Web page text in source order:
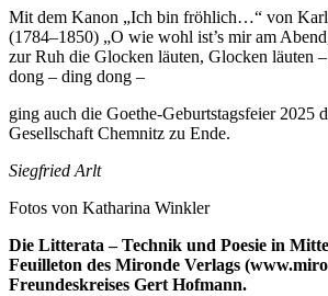
Mit dem Kanon „Ich bin fröhlich…“ von
(1784–1850) „O wie wohl ist’s mir am
zur Ruh die Glocken läuten, Glocken läuten
dong – ding dong –
ging auch die Goethe-Geburtstagsfeier 2025
Gesellschaft Chemnitz zu Ende.
Siegfried Arlt
Fotos von Katharina Winkler
Die Litterata – Technik und Poesie in
Feuilleton des Mironde Verlags
Freundeskreises Gert Hofmann.